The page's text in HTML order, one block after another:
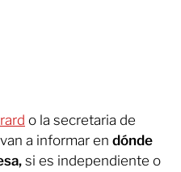
o la secretaria de
a informar en dónde
si es independiente o